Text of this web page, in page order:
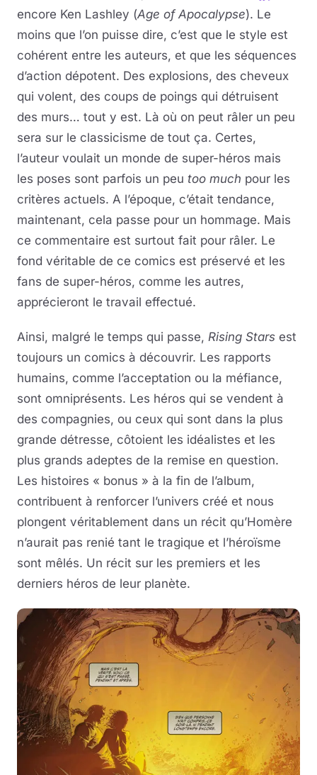
encore Ken Lashley (Age of Apocalypse). Le
moins que l’on puisse dire, c’est que le style est
cohérent entre les auteurs, et que les séquences
d’action dépotent. Des explosions, des cheveux
qui volent, des coups de poings qui détruisent
des murs… tout y est. Là où on peut râler un peu
sera sur le classicisme de tout ça. Certes,
l’auteur voulait un monde de super-héros mais
les poses sont parfois un peu too much pour les
critères actuels. A l’époque, c’était tendance,
maintenant, cela passe pour un hommage. Mais
ce commentaire est surtout fait pour râler. Le
fond véritable de ce comics est préservé et les
fans de super-héros, comme les autres,
apprécieront le travail effectué.
Ainsi, malgré le temps qui passe, Rising Stars est
toujours un comics à découvrir. Les rapports
humains, comme l’acceptation ou la méfiance,
sont omniprésents. Les héros qui se vendent à
des compagnies, ou ceux qui sont dans la plus
grande détresse, côtoient les idéalistes et les
plus grands adeptes de la remise en question.
Les histoires « bonus » à la fin de l’album,
contribuent à renforcer l’univers créé et nous
plongent véritablement dans un récit qu’Homère
n’aurait pas renié tant le tragique et l’héroïsme
sont mêlés. Un récit sur les premiers et les
derniers héros de leur planète.